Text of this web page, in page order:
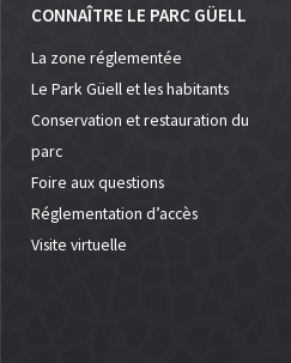
CONNAÎTRE LE PARC GÜELL
La zone réglementée
Le Park Güell et les habitants
Conservation et restauration du
parc
Foire aux questions
Réglementation d’accès
Visite virtuelle